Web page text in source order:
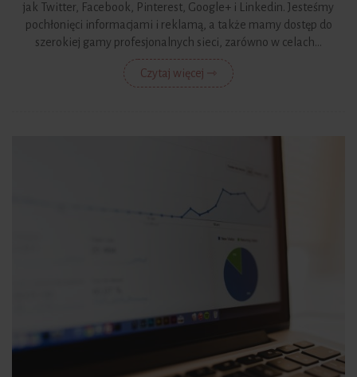
jak Twitter, Facebook, Pinterest, Google+ i Linkedin. Jesteśmy
pochłonięci informacjami i reklamą, a także mamy dostęp do
szerokiej gamy profesjonalnych sieci, zarówno w celach...
Czytaj więcej ⇾